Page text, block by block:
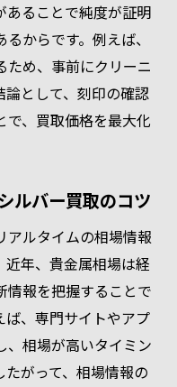
あることで純度が証明
からです。例えば、
ため、事前にクリーニ
論として、刻印の確認
で、買取価格を最大化
ルバー買取のコツ
アルタイムの相場情報
年、貴金属相場は経
情報を把握することで
ば、専門サイトやアプ
、相場が高いタイミン
がって、相場情報の